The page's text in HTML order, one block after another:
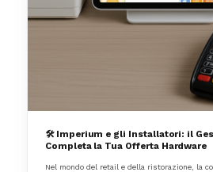
🛠️ Imperium e gli Installatori: il
Completa la Tua Offerta Hardware
Nel mondo del retail e della ristorazione, la